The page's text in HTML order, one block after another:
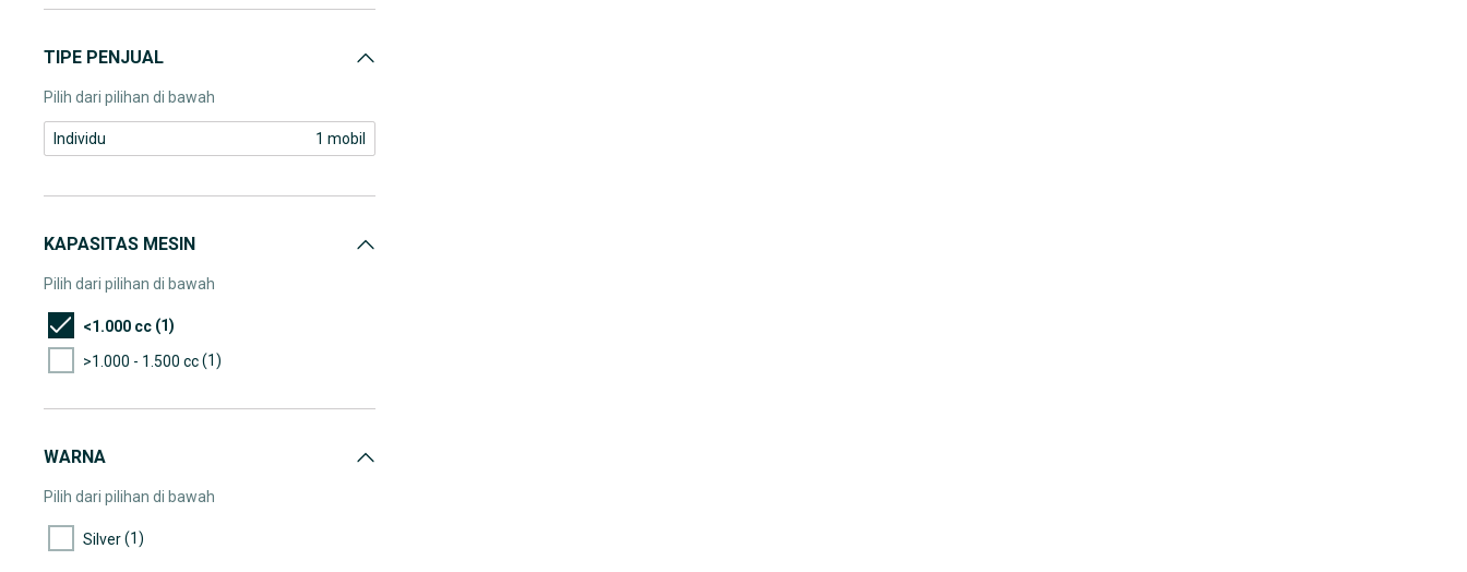
TIPE PENJUAL
Pilih dari pilihan di bawah
Individu 1 mobil
KAPASITAS MESIN
Pilih dari pilihan di bawah
<1.000 cc (1)
>1.000 - 1.500 cc(1)
WARNA
Pilih dari pilihan di bawah
Silver(1)